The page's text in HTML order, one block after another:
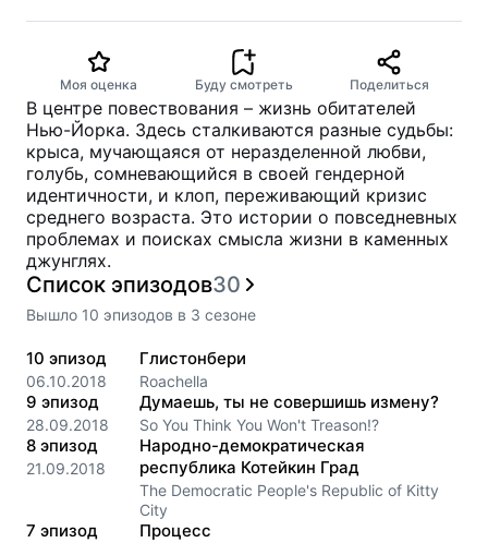
Моя оценка Буду смотреть Поделиться
В центре повествования – жизнь обитателей
Нью-Йорка. Здесь сталкиваются разные судьбы:
крыса, мучающаяся от неразделенной любви,
голубь, сомневающийся в своей гендерной
идентичности, и клоп, переживающий кризис
среднего возраста. Это истории о повседневных
проблемах и поисках смысла жизни в каменных
джунглях.
Список эпизодов30
Вышло 10 эпизодов в 3 сезоне
10 эпизод
06.10.2018
Глистонбери
Roachella
9 эпизод
28.09.2018
Думаешь, ты не совершишь измену?
So You Think You Won't Treason!?
8 эпизод
21.09.2018
Народно-демократическая
республика Котейкин Град
The Democratic People's Republic of Kitty
City
7 эпизод Процесс